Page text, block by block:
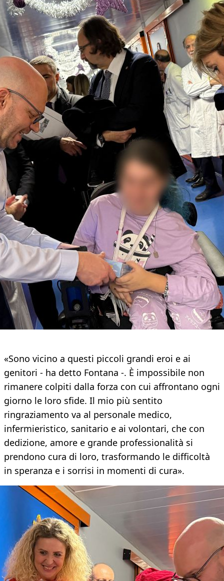
«Sono vicino a questi piccoli grandi eroi e ai
genitori - ha detto Fontana -. È impossibile non
rimanere colpiti dalla forza con cui affrontano ogni
giorno le loro sfide. Il mio più sentito
ringraziamento va al personale medico,
infermieristico, sanitario e ai volontari, che con
dedizione, amore e grande professionalità si
prendono cura di loro, trasformando le difficoltà
in speranza e i sorrisi in momenti di cura».